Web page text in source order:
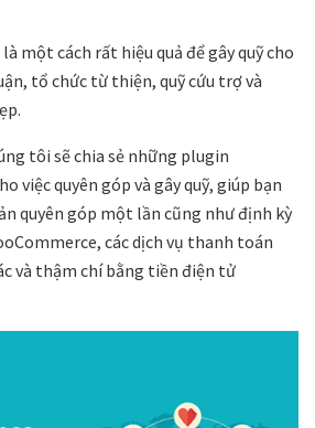
một cách rất hiệu quả để gây quỹ cho
tổ chức từ thiện, quỹ cứu trợ và
tôi sẽ chia sẻ những plugin
việc quyên góp và gây quỹ, giúp bạn
quyên góp một lần cũng như định kỳ
các dịch vụ thanh toán
và thậm chí bằng tiền điện tử